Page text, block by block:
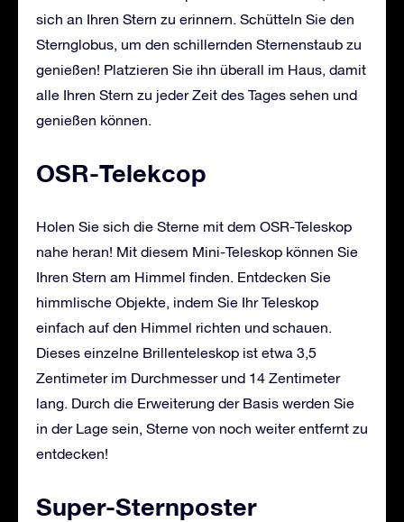
sich an Ihren Stern zu erinnern. Schütteln Sie den
Sternglobus, um den schillernden Sternenstaub zu
genießen! Platzieren Sie ihn überall im Haus, damit
alle Ihren Stern zu jeder Zeit des Tages sehen und
genießen können.
OSR-Telekcop
Holen Sie sich die Sterne mit dem OSR-Teleskop
nahe heran! Mit diesem Mini-Teleskop können Sie
Ihren Stern am Himmel finden. Entdecken Sie
himmlische Objekte, indem Sie Ihr Teleskop
einfach auf den Himmel richten und schauen.
Dieses einzelne Brillenteleskop ist etwa 3,5
Zentimeter im Durchmesser und 14 Zentimeter
lang. Durch die Erweiterung der Basis werden Sie
in der Lage sein, Sterne von noch weiter entfernt zu
entdecken!
Super-Sternposter